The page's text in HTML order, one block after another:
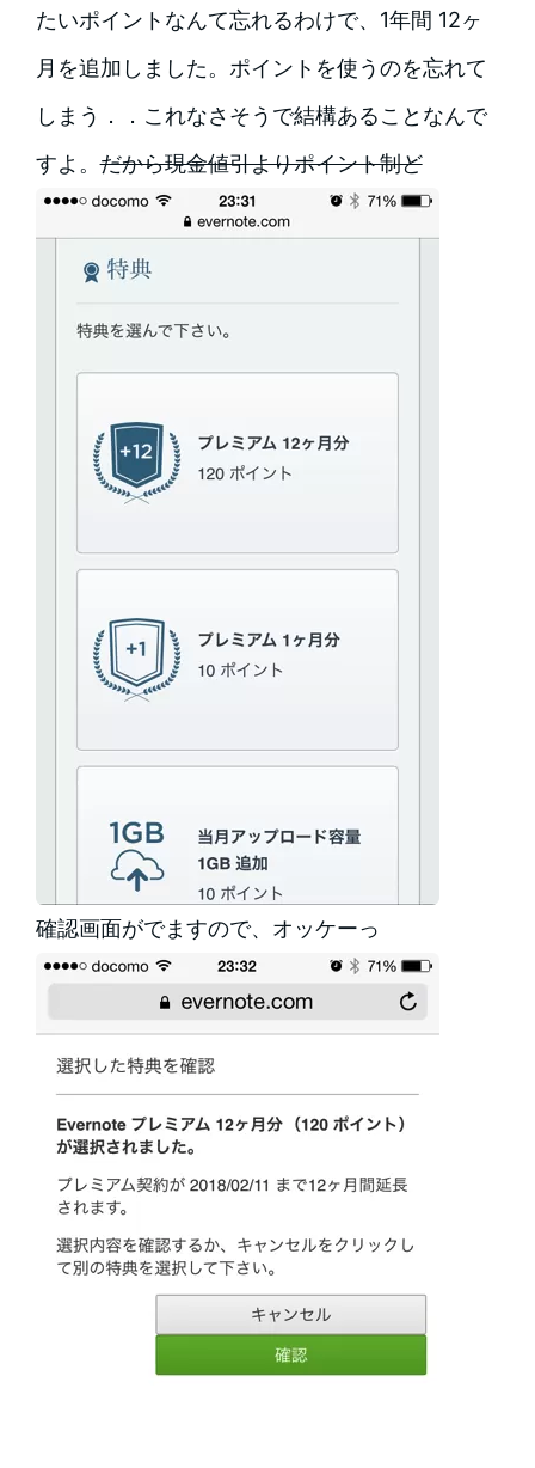
たいポイントなんて忘れるわけで、1年間 12ヶ
月を追加しました。ポイントを使うのを忘れて
しまう．．これなさそうで結構あることなんで
すよ。だから現金値引よりポイント制ど
確認画面がでますので、オッケーっ